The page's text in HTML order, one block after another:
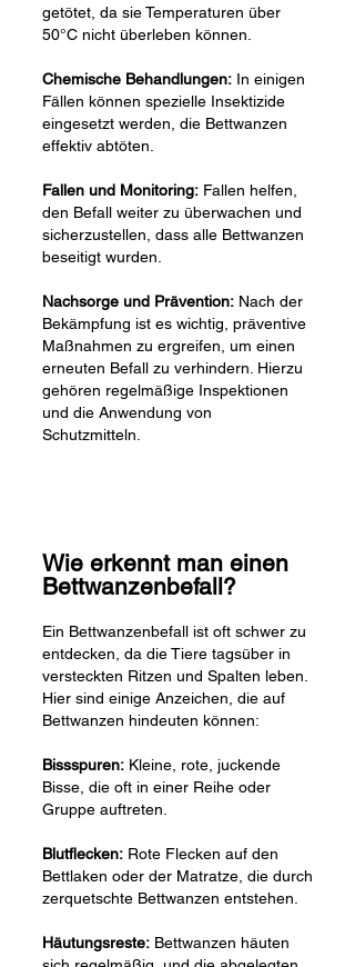
getötet, da sie Temperaturen über
50°C nicht überleben können.
Chemische Behandlungen: In einigen
Fällen können spezielle Insektizide
eingesetzt werden, die Bettwanzen
effektiv abtöten.
Fallen und Monitoring: Fallen helfen,
den Befall weiter zu überwachen und
sicherzustellen, dass alle Bettwanzen
beseitigt wurden.
Nachsorge und Prävention: Nach der
Bekämpfung ist es wichtig, präventive
Maßnahmen zu ergreifen, um einen
erneuten Befall zu verhindern. Hierzu
gehören regelmäßige Inspektionen
und die Anwendung von
Schutzmitteln.
Wie erkennt man einen
Bettwanzenbefall?
Ein Bettwanzenbefall ist oft schwer zu
entdecken, da die Tiere tagsüber in
versteckten Ritzen und Spalten leben.
Hier sind einige Anzeichen, die auf
Bettwanzen hindeuten können:
Bissspuren: Kleine, rote, juckende
Bisse, die oft in einer Reihe oder
Gruppe auftreten.
Blutflecken: Rote Flecken auf den
Bettlaken oder der Matratze, die durch
zerquetschte Bettwanzen entstehen.
Häutungsreste: Bettwanzen häuten